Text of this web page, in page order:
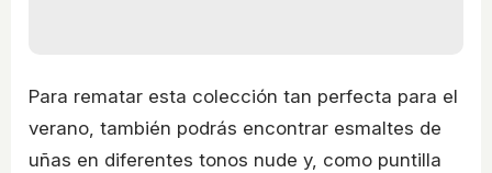
Para rematar esta colección tan perfecta para el
verano, también podrás encontrar esmaltes de
uñas en diferentes tonos nude y, como puntilla